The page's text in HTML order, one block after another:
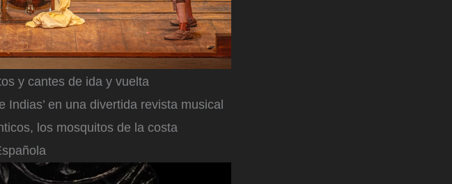
y cantes de ida y vuelta
Indias’ en una divertida revista musical
los mosquitos de la costa